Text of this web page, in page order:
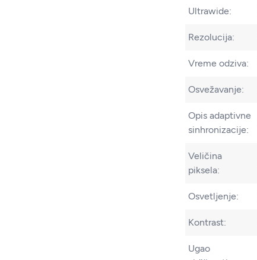
Ultrawide:
Rezolucija:
Vreme odziva:
Osvežavanje:
Opis adaptivne
sinhronizacije:
Veličina
piksela:
Osvetljenje:
Kontrast:
Ugao